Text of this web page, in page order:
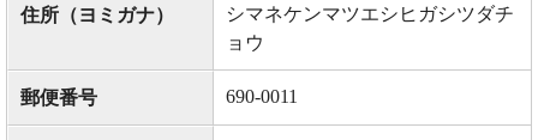
住所（ヨミガナ）
シマネケンマツエシヒガシツダチ
ョウ
郵便番号 690-0011